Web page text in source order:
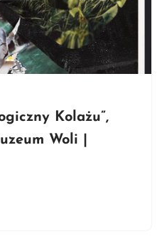
Kolażu”,
Woli |